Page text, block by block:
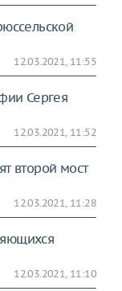
12.03.2021, 11:55
Сергея
12.03.2021, 11:52
второй мост
12.03.2021, 11:28
12.03.2021, 11:10